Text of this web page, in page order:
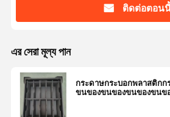
ติดต่อตอน
এর সেরা মূল্য পান
กระดาษกระบอกพลาสติกก
ขนของขนของขนของขนข